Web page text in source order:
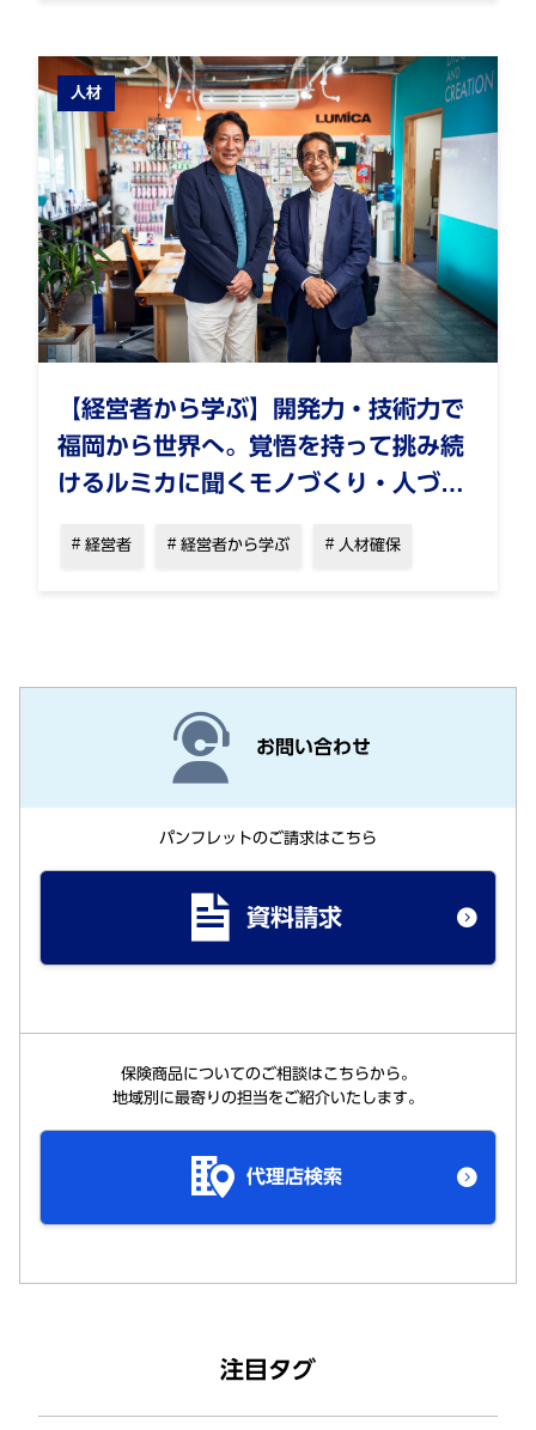
人材
【経営者から学ぶ】開発力・技術力で
福岡から世界へ。覚悟を持って挑み続
けるルミカに聞くモノづくり・人づく
経営者 経営者から学ぶ 人材確保
お問い合わせ
パンフレットのご請求はこちら
資料請求
保険商品についてのご相談はこちらから。
地域別に最寄りの担当をご紹介いたします。
代理店検索
注目タグ